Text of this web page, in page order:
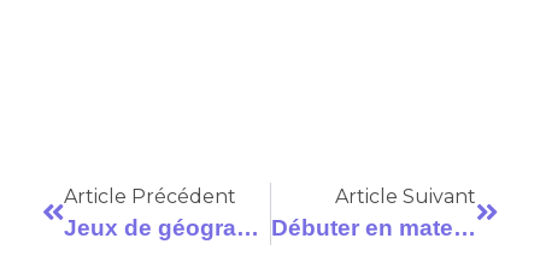
Article Précédent
Jeux de géographie à l’école primaire
Article Suivant
Débuter en maternelle : peur ou pas peur ?